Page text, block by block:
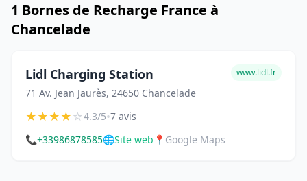
1 Bornes de Recharge France à
Chancelade
Lidl Charging Station
71 Av. Jean Jaurès, 24650 Chancelade
www.lidl.fr
★★★★☆4.3/5•7 avis
📞+33986878585🌐Site web 📍 Google Maps